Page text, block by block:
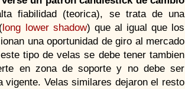
fiabilidad (teorica), se trata de una
(long lower shadow) que al igual que los
una oportunidad de giro al mercado
tipo de velas se debe tener tambien
en zona de soporte y no debe ser
vigente. Velas similares dejaron el resto